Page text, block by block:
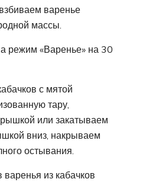
варенье
массы.
режим «Варенье» на 30
с мятой
тару,
или закатываем
вниз, накрываем
остывания.
из кабачков